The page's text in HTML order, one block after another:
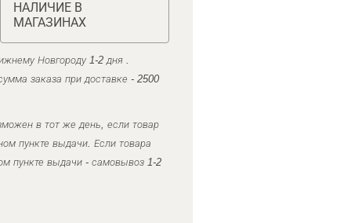
НАЛИЧИЕ В
МАГАЗИНАХ
Новгороду 1-2 дня .
заказа при доставке - 2500
в тот же день, если товар
пункте выдачи. Если товара
пункте выдачи - самовывоз 1-2